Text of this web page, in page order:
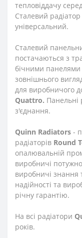
тепловіддачу
Сталевий радіатор
універсальний.
Сталевий
постачаються з
бічними панелями
зовнішнього
для виробничого
Quattro. Панельні
з'єднання.
Quinn Radiators -
радіаторів Round
опалювальній
виробничі
виробничі знання
надійності та
річну гарантію.
На всі радіатори
років.